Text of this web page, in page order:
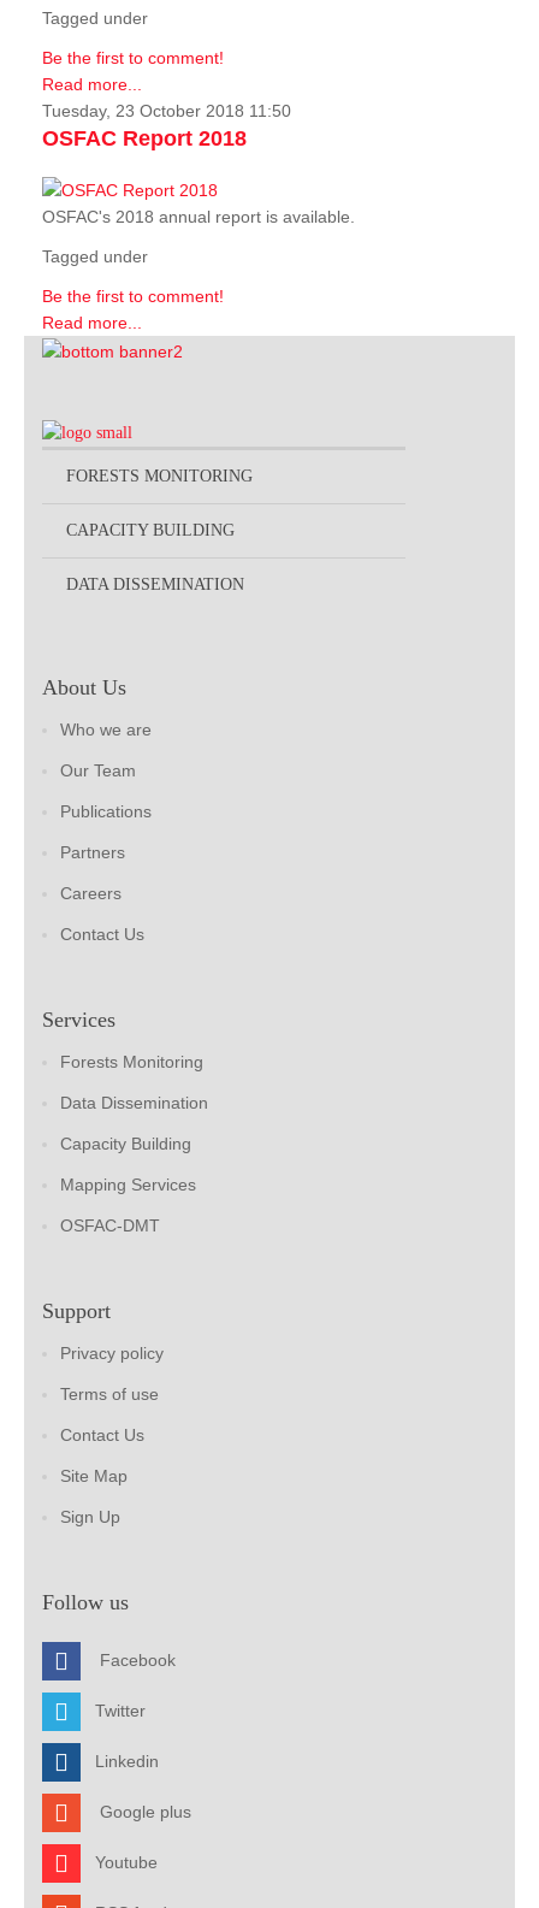
Tagged under
Be the first to comment!
Read more...
Tuesday, 23 October 2018 11:50
OSFAC Report 2018
OSFAC's 2018 annual report is available.
Tagged under
Be the first to comment!
Read more...
FORESTS MONITORING
CAPACITY BUILDING
DATA DISSEMINATION
About Us
Who we are
Our Team
Publications
Partners
Careers
Contact Us
Services
Forests Monitoring
Data Dissemination
Capacity Building
Mapping Services
OSFAC-DMT
Support
Privacy policy
Terms of use
Contact Us
Site Map
Sign Up
Follow us
Facebook
Twitter
Linkedin
Google plus
Youtube